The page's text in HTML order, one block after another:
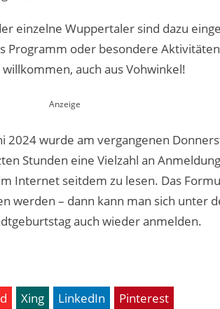
einzelne Wuppertaler sind dazu
Programm oder besondere
auch aus Vohwinkel!
2024 wurde am vergangenen
Stunden eine Vielzahl an
Internet seitdem zu lesen. Das
werden – dann kann man sich unter
auch wieder anmelden.
Xing LinkedIn Pinterest